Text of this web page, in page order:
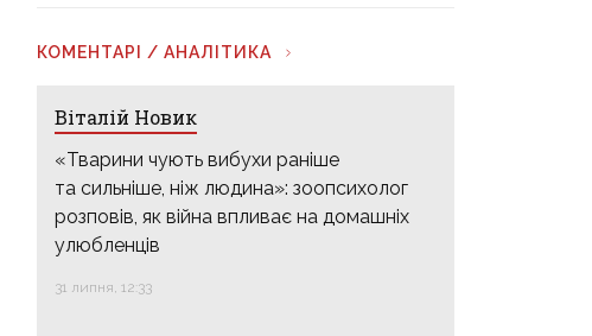
КОМЕНТАРІ / АНАЛІТИКА
Віталій Новик
«Тварини чують вибухи раніше
та сильніше, ніж людина»: зоопсихолог
розповів, як війна впливає на домашніх
улюбленців
31 липня, 12:33